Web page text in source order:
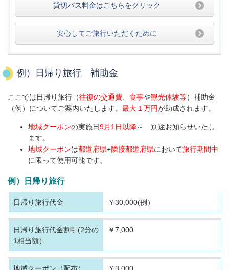
貸切バス料金はこちらをクリック
安心してご旅行いただくために
例）日帰り旅行 補助金
ここでは日帰り旅行（往復の交通費 食事や観光体験等）補助金
（例）についてご案内いたします。 最大１万円が助成されます。
地域クーポンの実施日9月1日以降～ 別途お知らせいたし
ます。
地域クーポンは都道府県+隣接都道府県において旅行期間中
に限って使用可能です。
例）日帰り旅行
日帰り旅行代金 ￥30,000(例）
日帰り旅行代金割引 (2分の
1相当額）
￥7,000